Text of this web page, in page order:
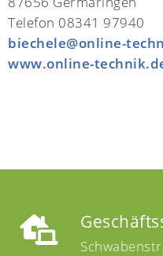
Telefon 08341 97940
biechele@online-
www.online-